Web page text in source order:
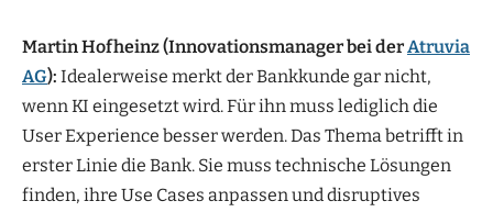
Martin Hofheinz (Innovationsmanager bei derAtruvia
AG): Idealerweise merkt der Bankkunde gar nicht,
wenn KI eingesetzt wird. Für ihn muss lediglich die
User Experience besser werden. Das Thema betrifft in
erster Linie die Bank. Sie muss technische Lösungen
finden, ihre Use Cases anpassen und disruptives